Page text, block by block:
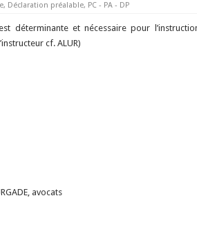
, Déclaration préalable, PC - PA - DP
déterminante et nécessaire pour
cf. ALUR)
avocats